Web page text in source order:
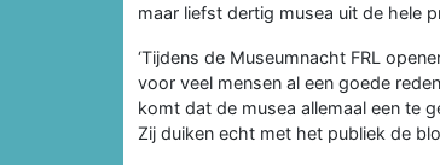
maar liefst dertig musea uit de hele
‘Tijdens de Museumnacht FRL
voor veel mensen al een goede
komt dat de musea allemaal een te
Zij duiken echt met het publiek de